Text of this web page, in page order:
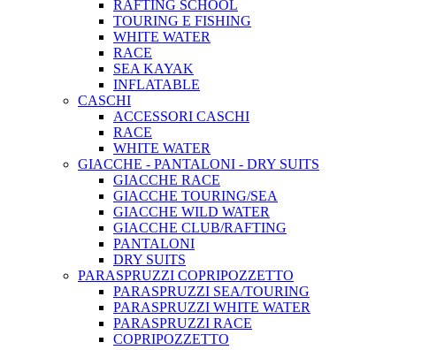
RAFTING SCHOOL
TOURING E FISHING
WHITE WATER
RACE
SEA KAYAK
INFLATABLE
CASCHI
ACCESSORI CASCHI
RACE
WHITE WATER
GIACCHE - PANTALONI - DRY SUITS
GIACCHE RACE
GIACCHE TOURING/SEA
GIACCHE WILD WATER
GIACCHE CLUB/RAFTING
PANTALONI
DRY SUITS
PARASPRUZZI COPRIPOZZETTO
PARASPRUZZI SEA/TOURING
PARASPRUZZI WHITE WATER
PARASPRUZZI RACE
COPRIPOZZETTO